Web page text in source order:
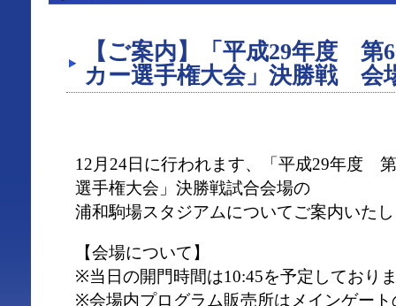
【ご案内】「平成29年度 第
カー選手権大会」決勝戦 会
12月24日に行われます、「平成29年度
選手権大会」決勝戦試合会場の
浦和駒場スタジアムについてご案内いた
【会場について】
※当日の開門時間は10:45を予定しており
※会場内プログラム販売所はメインゲー